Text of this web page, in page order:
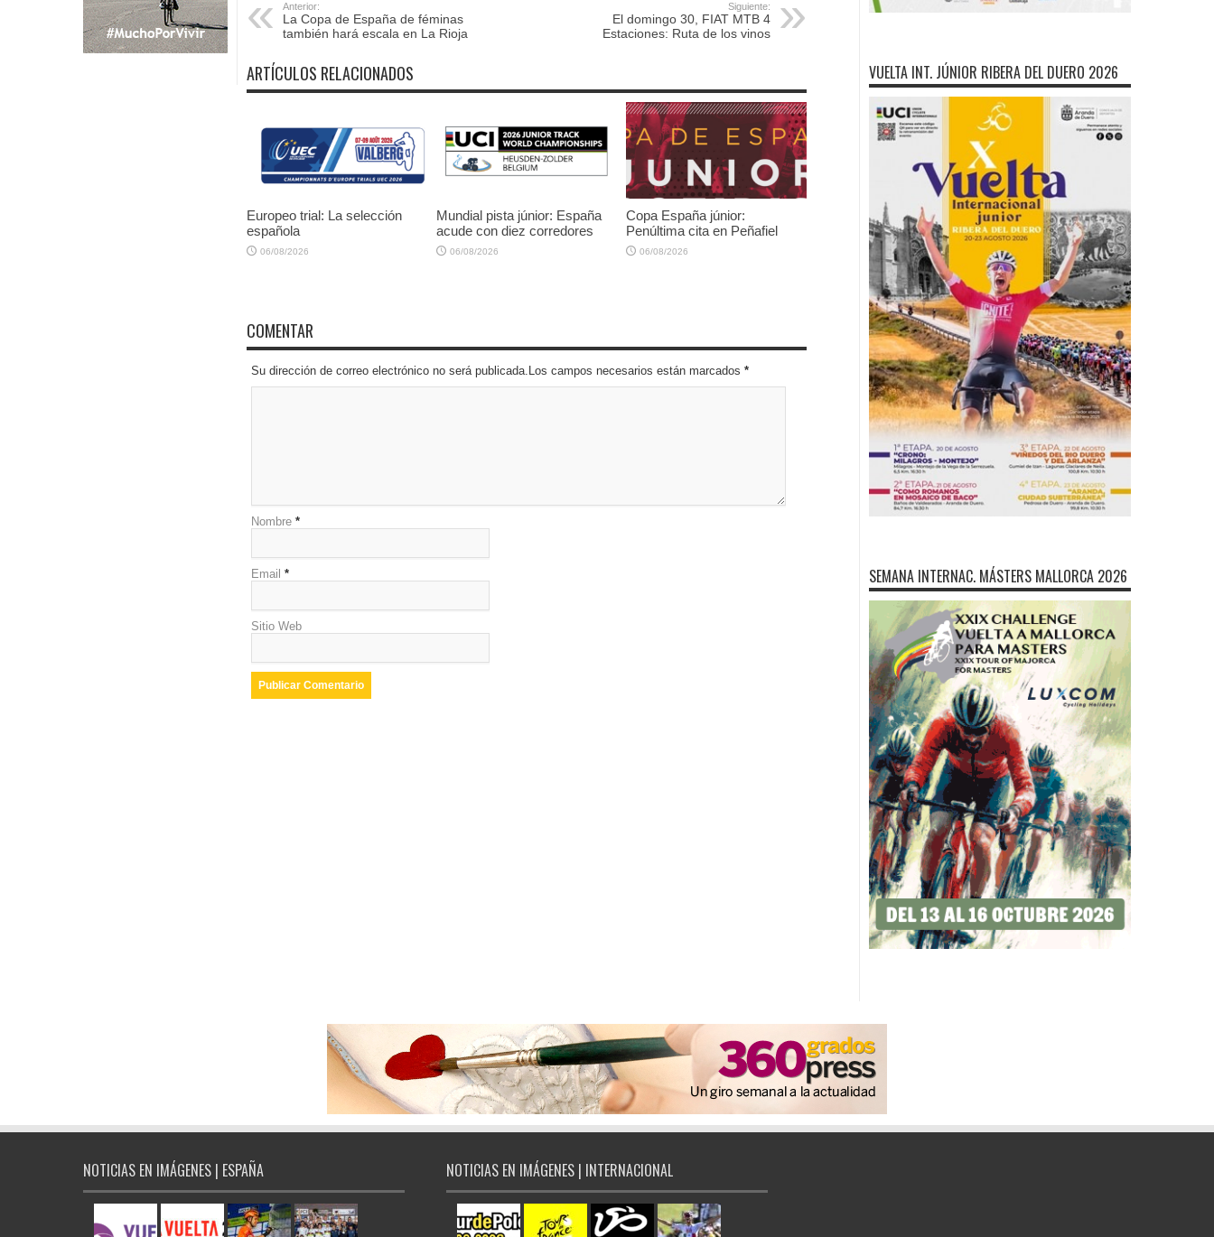
Anterior:
La Copa de España de féminas
también hará escala en La Rioja
Siguiente:
El domingo 30, FIAT MTB 4
Estaciones: Ruta de los vinos
ARTÍCULOS RELACIONADOS
Europeo trial: La selección
española
06/08/2026
Mundial pista júnior: España
acude con diez corredores
06/08/2026
Copa España júnior:
Penúltima cita en Peñafiel
06/08/2026
COMENTAR
Su dirección de correo electrónico no será publicada.Los campos necesarios están marcados *
Nombre *
Email *
Sitio Web
VUELTA INT. JÚNIOR RIBERA DEL DUERO 2026
SEMANA INTERNAC. MÁSTERS MALLORCA 2026
NOTICIAS EN IMÁGENES | ESPAÑA NOTICIAS EN IMÁGENES | INTERNACIONAL